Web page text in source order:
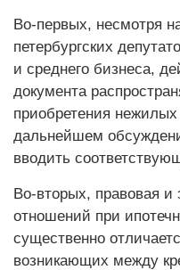
Во-первых, несмотря
петербургских
и среднего бизнеса,
документа
приобретения
дальнейшем
вводить
Во-вторых, правовая и
отношений при
существенно
возникающих между